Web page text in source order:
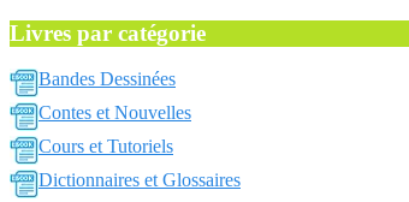
Livres par catégorie
Bandes Dessinées
Contes et Nouvelles
Cours et Tutoriels
Dictionnaires et Glossaires